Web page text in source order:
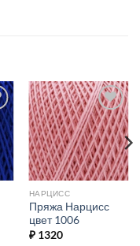
Добавить в
избранное.
НАРЦИСС
Пряжа Нарцисс
цвет 1006
₽1320